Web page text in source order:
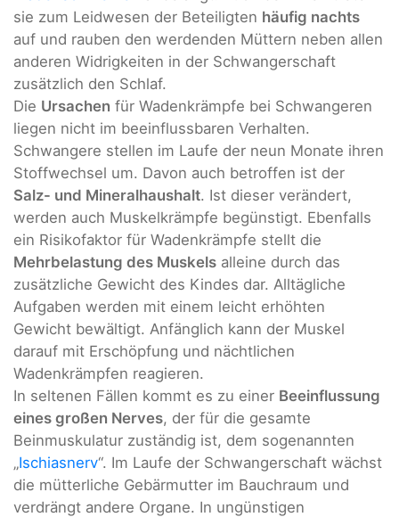
sie zum Leidwesen der Beteiligten häufig nachts
auf und rauben den werdenden Müttern neben allen
anderen Widrigkeiten in der Schwangerschaft
zusätzlich den Schlaf.
Die Ursachen für Wadenkrämpfe bei Schwangeren
liegen nicht im beeinflussbaren Verhalten.
Schwangere stellen im Laufe der neun Monate ihren
Stoffwechsel um. Davon auch betroffen ist der
Salz- und Mineralhaushalt. Ist dieser verändert,
werden auch Muskelkrämpfe begünstigt. Ebenfalls
ein Risikofaktor für Wadenkrämpfe stellt die
Mehrbelastung des Muskels alleine durch das
zusätzliche Gewicht des Kindes dar. Alltägliche
Aufgaben werden mit einem leicht erhöhten
Gewicht bewältigt. Anfänglich kann der Muskel
darauf mit Erschöpfung und nächtlichen
Wadenkrämpfen reagieren.
In seltenen Fällen kommt es zu einer Beeinflussung
eines großen Nerves, der für die gesamte
Beinmuskulatur zuständig ist, dem sogenannten
„Ischiasnerv“. Im Laufe der Schwangerschaft wächst
die mütterliche Gebärmutter im Bauchraum und
verdrängt andere Organe. In ungünstigen